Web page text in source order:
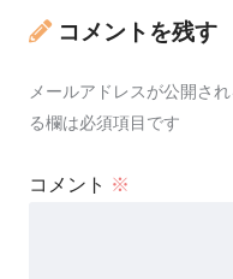
コメントを残す
メールアドレスが公開さ
る欄は必須項目です
コメント ※